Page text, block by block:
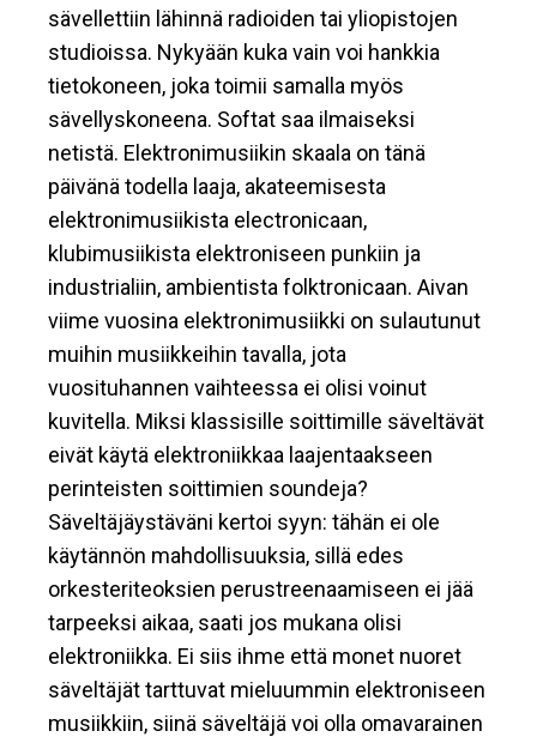
sävellettiin lähinnä radioiden tai yliopistojen
studioissa. Nykyään kuka vain voi hankkia
tietokoneen, joka toimii samalla myös
sävellyskoneena. Softat saa ilmaiseksi
netistä. Elektronimusiikin skaala on tänä
päivänä todella laaja, akateemisesta
elektronimusiikista electronicaan,
klubimusiikista elektroniseen punkiin ja
industrialiin, ambientista folktronicaan. Aivan
viime vuosina elektronimusiikki on sulautunut
muihin musiikkeihin tavalla, jota
vuosituhannen vaihteessa ei olisi voinut
kuvitella. Miksi klassisille soittimille säveltävät
eivät käytä elektroniikkaa laajentaakseen
perinteisten soittimien soundeja?
Säveltäjäystäväni kertoi syyn: tähän ei ole
käytännön mahdollisuuksia, sillä edes
orkesteriteoksien perustreenaamiseen ei jää
tarpeeksi aikaa, saati jos mukana olisi
elektroniikka. Ei siis ihme että monet nuoret
säveltäjät tarttuvat mieluummin elektroniseen
musiikkiin, siinä säveltäjä voi olla omavarainen